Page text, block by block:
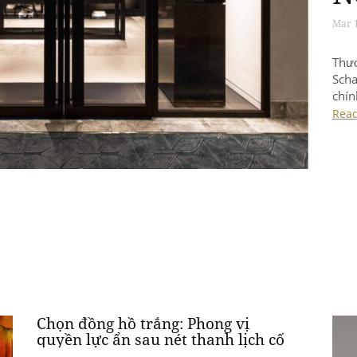
Chọn đồng hồ trắng: Phong vị
quyền lực ẩn sau nét thanh lịch cố